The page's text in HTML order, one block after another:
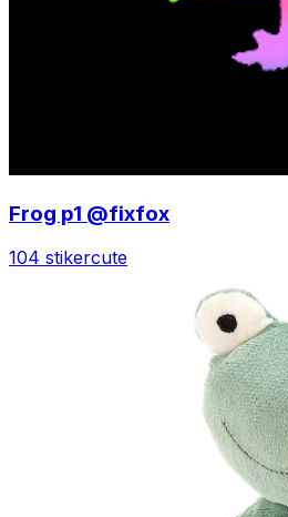
Frog p1 @fixfox
104 stikercute